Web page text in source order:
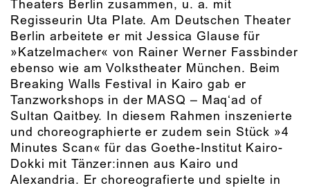
Theaters Berlin zusammen, u. a. mit
Regisseurin Uta Plate. Am Deutschen Theater
Berlin arbeitete er mit Jessica Glause für
»Katzelmacher« von Rainer Werner Fassbinder
ebenso wie am Volkstheater München. Beim
Breaking Walls Festival in Kairo gab er
Tanzworkshops in der MASQ – Maq‘ad of
Sultan Qaitbey. In diesem Rahmen inszenierte
und choreographierte er zudem sein Stück »4
Minutes Scan« für das Goethe-Institut Kairo-
Dokki mit Tänzer:innen aus Kairo und
Alexandria. Er choreografierte und spielte in